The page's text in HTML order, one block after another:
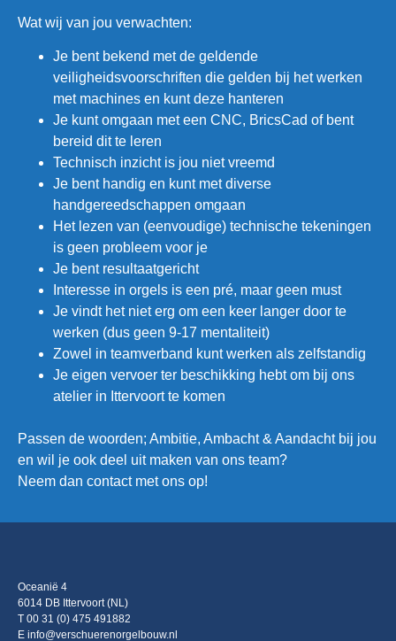
Wat wij van jou verwachten:
Je bent bekend met de geldende
veiligheidsvoorschriften die gelden bij het werken
met machines en kunt deze hanteren
Je kunt omgaan met een CNC, BricsCad of bent
bereid dit te leren
Technisch inzicht is jou niet vreemd
Je bent handig en kunt met diverse
handgereedschappen omgaan
Het lezen van (eenvoudige) technische tekeningen
is geen probleem voor je
Je bent resultaatgericht
Interesse in orgels is een pré, maar geen must
Je vindt het niet erg om een keer langer door te
werken (dus geen 9-17 mentaliteit)
Zowel in teamverband kunt werken als zelfstandig
Je eigen vervoer ter beschikking hebt om bij ons
atelier in Ittervoort te komen
Passen de woorden; Ambitie, Ambacht & Aandacht bij jou
en wil je ook deel uit maken van ons team?
Neem dan contact met ons op!
Oceanië 4
6014 DB Ittervoort (NL)
T 00 31 (0) 475 491882
E info@verschuerenorgelbouw.nl